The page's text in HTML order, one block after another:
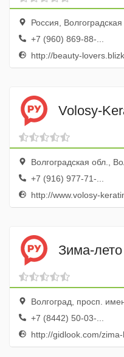
Россия, Волгоградская
+7 (960) 869-88-...
http://beauty-
Volosy-
Волгоградская обл.,
+7 (916) 977-71-...
http://www.volosy-
Зима-лето
Волгоград, просп.
+7 (8442) 50-03-...
http://gidlook.com/